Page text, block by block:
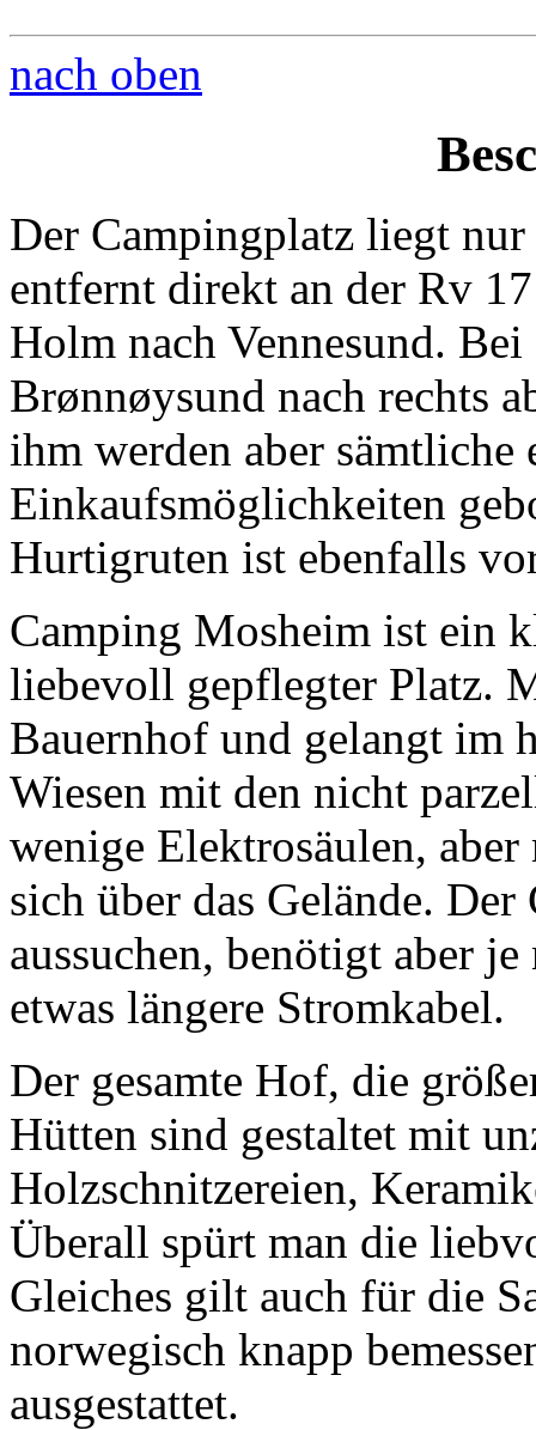
nach oben
Der Campingplatz liegt
entfernt direkt an der Rv
Holm nach Vennesund.
Brønnøysund nach rechts
ihm werden aber sämtliche
Einkaufsmöglichkeiten
Hurtigruten ist ebenfalls
Camping Mosheim ist ein
liebevoll gepflegter Platz.
Bauernhof und gelangt im
Wiesen mit den nicht
wenige Elektrosäulen,
sich über das Gelände.
aussuchen, benötigt aber
etwas längere Stromkabel.
Der gesamte Hof, die
Hütten sind gestaltet mit
Holzschnitzereien,
Überall spürt man die
Gleiches gilt auch für die
norwegisch knapp
ausgestattet.